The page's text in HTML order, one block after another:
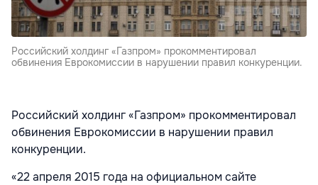
Российский холдинг «Газпром» прокомментировал
обвинения Еврокомиссии в нарушении правил конкуренции.
Российский холдинг «Газпром» прокомментировал
обвинения Еврокомиссии в нарушении правил
конкуренции.
«22 апреля 2015 года на официальном сайте